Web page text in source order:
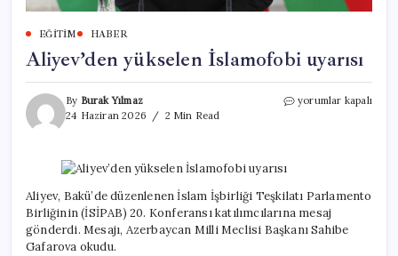
EĞITIM HABER
Aliyev’den yükselen İslamofobi uyarısı
By Burak Yılmaz
24 Haziran 2026
2 Min Read
Aliyev’den
yorumlar kapalı
Aliyev, Bakü’de düzenlenen İslam İşbirliği Teşkilatı Parlamento
Birliğinin (İSİPAB) 20. Konferansı katılımcılarına mesaj
gönderdi. Mesajı, Azerbaycan Milli Meclisi Başkanı Sahibe
Gafarova okudu.